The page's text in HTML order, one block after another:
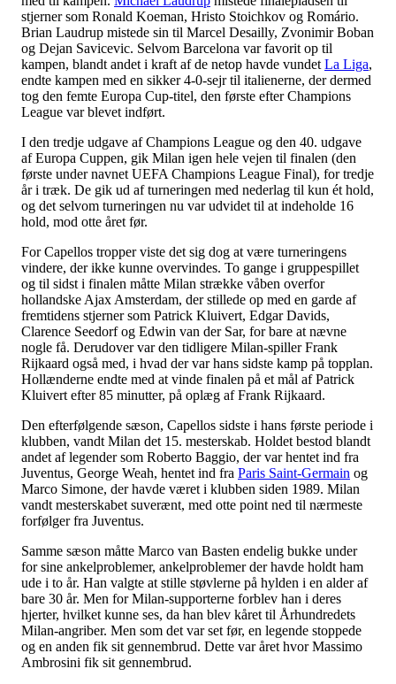
stjerner som Ronald Koeman, Hristo Stoichkov og Romário.
Brian Laudrup mistede sin til Marcel Desailly, Zvonimir Boban
og Dejan Savicevic. Selvom Barcelona var favorit op til
kampen, blandt andet i kraft af de netop havde vundet La Liga,
endte kampen med en sikker 4-0-sejr til italienerne, der dermed
tog den femte Europa Cup-titel, den første efter Champions
League var blevet indført.
I den tredje udgave af Champions League og den 40. udgave
af Europa Cuppen, gik Milan igen hele vejen til finalen (den
første under navnet UEFA Champions League Final), for tredje
år i træk. De gik ud af turneringen med nederlag til kun ét hold,
og det selvom turneringen nu var udvidet til at indeholde 16
hold, mod otte året før.
For Capellos tropper viste det sig dog at være turneringens
vindere, der ikke kunne overvindes. To gange i gruppespillet
og til sidst i finalen måtte Milan strække våben overfor
hollandske Ajax Amsterdam, der stillede op med en garde af
fremtidens stjerner som Patrick Kluivert, Edgar Davids,
Clarence Seedorf og Edwin van der Sar, for bare at nævne
nogle få. Derudover var den tidligere Milan-spiller Frank
Rijkaard også med, i hvad der var hans sidste kamp på topplan.
Hollænderne endte med at vinde finalen på et mål af Patrick
Kluivert efter 85 minutter, på oplæg af Frank Rijkaard.
Den efterfølgende sæson, Capellos sidste i hans første periode i
klubben, vandt Milan det 15. mesterskab. Holdet bestod blandt
andet af legender som Roberto Baggio, der var hentet ind fra
Juventus, George Weah, hentet ind fra Paris Saint-Germain og
Marco Simone, der havde været i klubben siden 1989. Milan
vandt mesterskabet suverænt, med otte point ned til nærmeste
forfølger fra Juventus.
Samme sæson måtte Marco van Basten endelig bukke under
for sine ankelproblemer, ankelproblemer der havde holdt ham
ude i to år. Han valgte at stille støvlerne på hylden i en alder af
bare 30 år. Men for Milan-supporterne forblev han i deres
hjerter, hvilket kunne ses, da han blev kåret til Århundredets
Milan-angriber. Men som det var set før, en legende stoppede
og en anden fik sit gennembrud. Dette var året hvor Massimo
Ambrosini fik sit gennembrud.